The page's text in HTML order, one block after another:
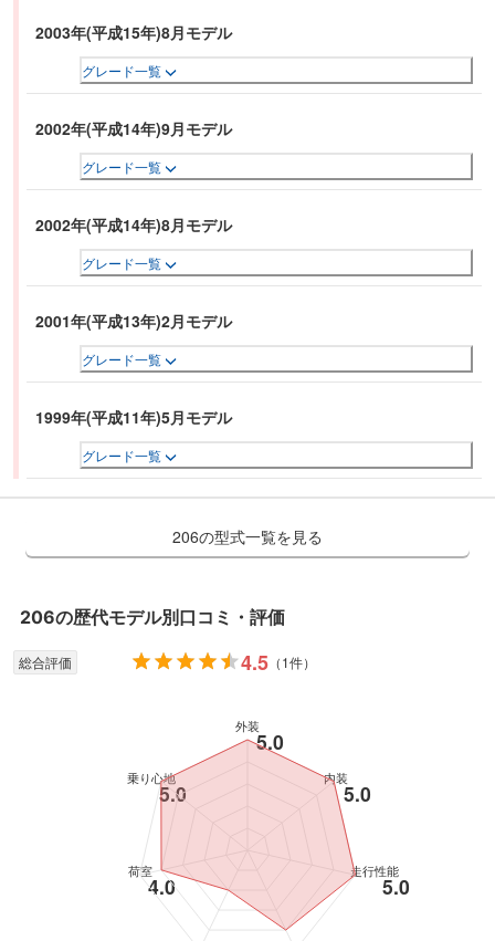
2003年(平成15年)8月モデル
グレード一覧
2002年(平成14年)9月モデル
グレード一覧
2002年(平成14年)8月モデル
グレード一覧
2001年(平成13年)2月モデル
グレード一覧
1999年(平成11年)5月モデル
グレード一覧
206の型式一覧を見る
206の歴代モデル別口コミ・評価
総合評価 4.5 （1件）
外装
5.0
内装
5.0
走行性能
5.0
荷室
4.0
乗り心地
5.0